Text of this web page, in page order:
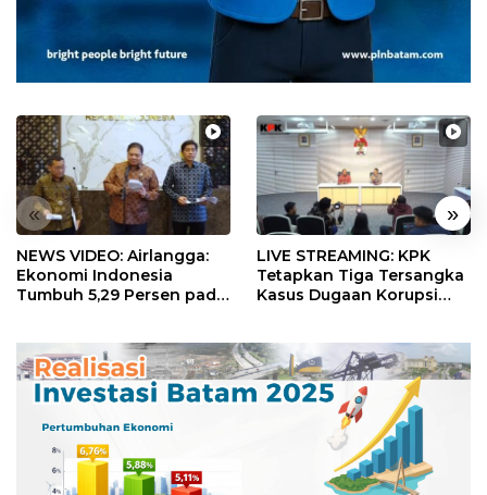
« »
NEWS VIDEO: Airlangga:
Ekonomi Indonesia
Tumbuh 5,29 Persen pada
LIVE STREAMING: KPK
Tetapkan Tiga Tersangka
Kasus Dugaan Korupsi